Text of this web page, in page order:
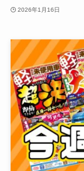
2026年1月16日